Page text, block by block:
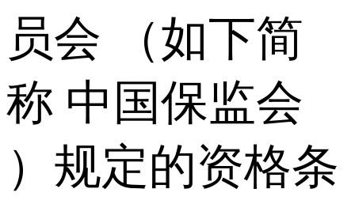
员会 （如下简
称 中国保监会
）规定的资格条